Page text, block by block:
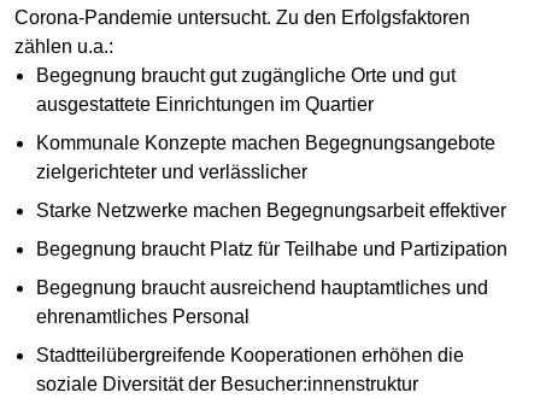
Corona-Pandemie untersucht. Zu den Erfolgsfaktoren
zählen u.a.:
Begegnung braucht gut zugängliche Orte und gut
ausgestattete Einrichtungen im Quartier
Kommunale Konzepte machen Begegnungsangebote
zielgerichteter und verlässlicher
Starke Netzwerke machen Begegnungsarbeit effektiver
Begegnung braucht Platz für Teilhabe und Partizipation
Begegnung braucht ausreichend hauptamtliches und
ehrenamtliches Personal
Stadtteilübergreifende Kooperationen erhöhen die
soziale Diversität der Besucher:innenstruktur